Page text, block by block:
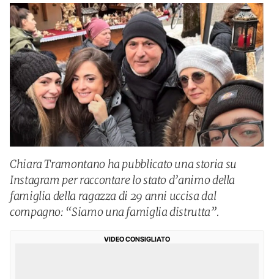
Chiara Tramontano ha pubblicato una storia su
Instagram per raccontare lo stato d’animo della
famiglia della ragazza di 29 anni uccisa dal
compagno: “Siamo una famiglia distrutta”.
VIDEO CONSIGLIATO